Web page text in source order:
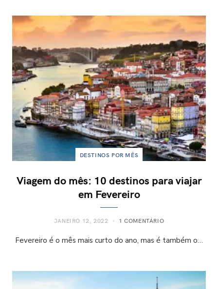
DESTINOS POR MÊS
Viagem do mês: 10 destinos para viajar
em Fevereiro
JANEIRO 12, 2022 1 COMENTÁRIO
Fevereiro é o mês mais curto do ano, mas é também o…